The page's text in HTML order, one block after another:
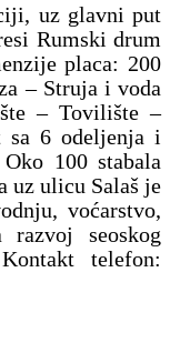
uz glavni put
Rumski drum
placa: 200
– Struja i voda
– Tovilište –
sa 6 odeljenja i
100 stabala
uz ulicu Salaš je
voćarstvo,
seoskog
telefon: